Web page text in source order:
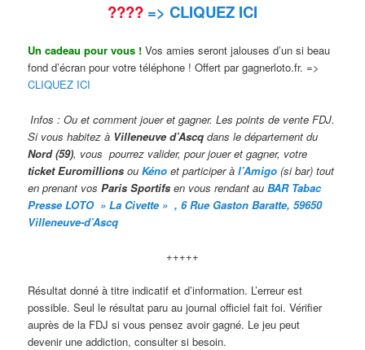
???? => CLIQUEZ ICI
Un cadeau pour vous ! Vos amies seront jalouses d’un si beau
fond d’écran pour votre téléphone ! Offert par gagnerloto.fr. =>
CLIQUEZ ICI
Infos : Ou et comment jouer et gagner. Les points de vente FDJ.
Si vous habitez à Villeneuve d’Ascq dans le département du
Nord (59), vous pourrez valider,pour jouer et gagner, votre
ticket Euromillions ouKéno et participer àl’Amigo (si bar) tout
en prenant vosParis Sportifs en vous rendant auBAR Tabac
Presse LOTO » La Civette » , 6 Rue Gaston Baratte, 59650
Villeneuve-d’Ascq
+++++
Résultat donné à titre indicatif et d’information. L’erreur est
possible. Seul le résultat paru au journal officiel fait foi. Vérifier
auprès de la FDJ si vous pensez avoir gagné. Le jeu peut
devenir une addiction, consulter si besoin.